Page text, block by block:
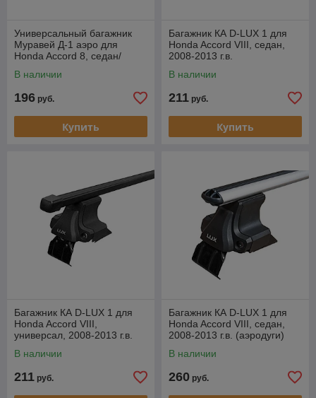
Универсальный багажник
Муравей Д-1 аэро для
Honda Accord 8, седан/
В наличии
196 руб.
Купить
Багажник КА D-LUX 1 для
Honda Accord VIII, седан,
2008-2013 г.в.
В наличии
211 руб.
Купить
Багажник КА D-LUX 1 для
Honda Accord VIII,
универсал, 2008-2013 г.в.
В наличии
211 руб.
Багажник КА D-LUX 1 для
Honda Accord VIII, седан,
2008-2013 г.в. (аэродуги)
В наличии
260 руб.